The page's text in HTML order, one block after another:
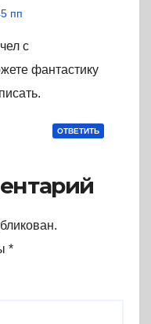
пп
с
фантастику
ОТВЕТИТЬ
*